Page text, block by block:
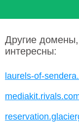
Другие
интересны:
laurels-of-